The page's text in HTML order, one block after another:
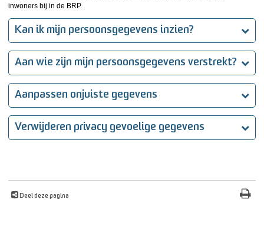
inwoners bij in de BRP.
Kan ik mijn persoonsgegevens inzien?
Aan wie zijn mijn persoonsgegevens verstrekt?
Aanpassen onjuiste gegevens
Verwijderen privacy gevoelige gegevens
Deel deze pagina